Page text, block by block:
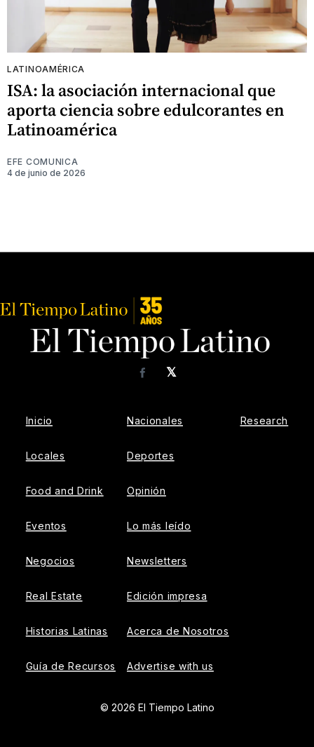
LATINOAMÉRICA
ISA: la asociación internacional que
aporta ciencia sobre edulcorantes en
Latinoamérica
EFE COMUNICA
4 de junio de 2026
𝕏
Facebook
Inicio
Locales
Food and Drink
Eventos
Negocios
Real Estate
Historias Latinas
Guía de Recursos
Nacionales
Deportes
Opinión
Lo más leído
Newsletters
Edición impresa
Acerca de Nosotros
Advertise with us
Research
© 2026 El Tiempo Latino